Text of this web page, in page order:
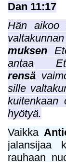
Dan 11:17
Hän aikoo
muksen
antaa
rensä
sille
kuitenkaan
hyötyä.
Vaikka
jalansijaa
rauhaan